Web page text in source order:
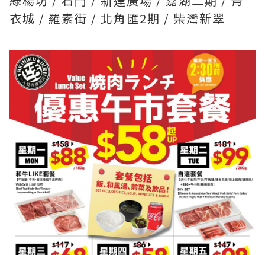
衣城 / 羅素街 / 北角匯2期 / 柴灣新翠